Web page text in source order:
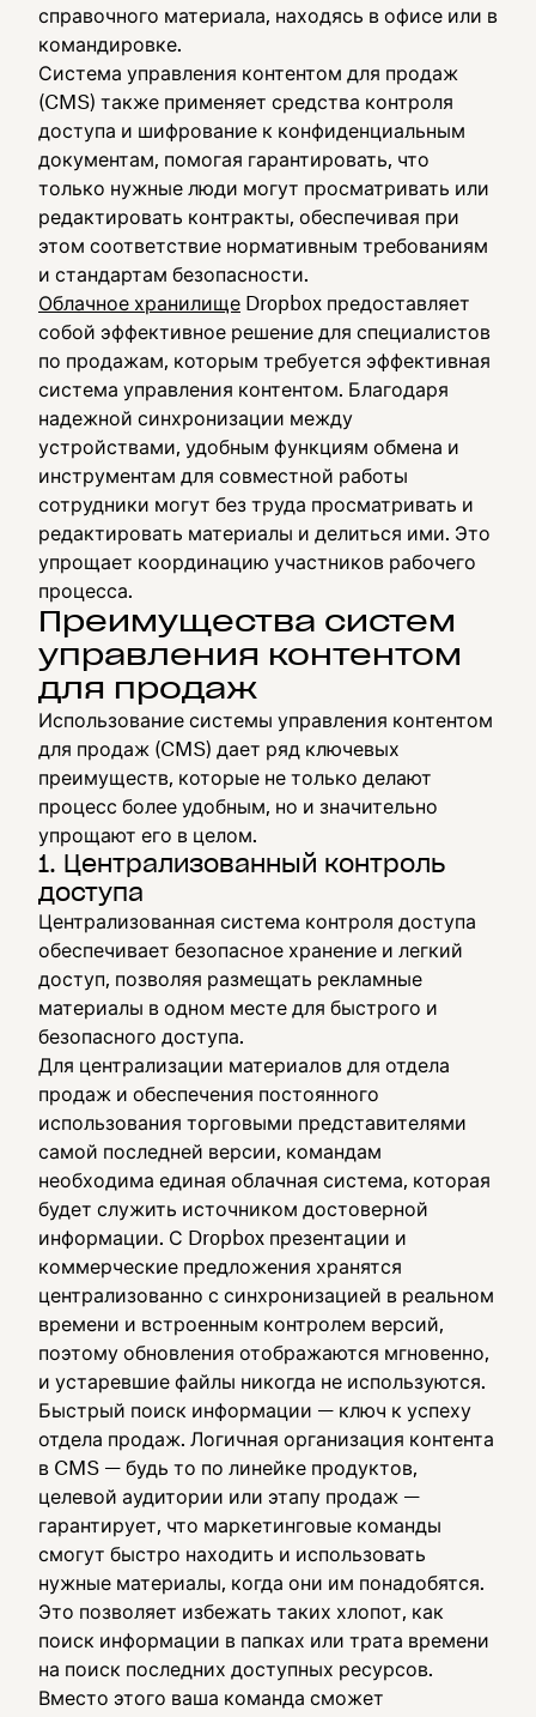
справочного материала, находясь в офисе или в
командировке.
Система управления контентом для продаж
(CMS) также применяет средства контроля
доступа и шифрование к конфиденциальным
документам, помогая гарантировать, что
только нужные люди могут просматривать или
редактировать контракты, обеспечивая при
этом соответствие нормативным требованиям
и стандартам безопасности.
Облачное хранилище Dropbox предоставляет
собой эффективное решение для специалистов
по продажам, которым требуется эффективная
система управления контентом. Благодаря
надежной синхронизации между
устройствами, удобным функциям обмена и
инструментам для совместной работы
сотрудники могут без труда просматривать и
редактировать материалы и делиться ими. Это
упрощает координацию участников рабочего
процесса.
Преимущества систем
управления контентом
для продаж
Использование системы управления контентом
для продаж (CMS) дает ряд ключевых
преимуществ, которые не только делают
процесс более удобным, но и значительно
упрощают его в целом.
1. Централизованный контроль
доступа
Централизованная система контроля доступа
обеспечивает безопасное хранение и легкий
доступ, позволяя размещать рекламные
материалы в одном месте для быстрого и
безопасного доступа.
Для централизации материалов для отдела
продаж и обеспечения постоянного
использования торговыми представителями
самой последней версии, командам
необходима единая облачная система, которая
будет служить источником достоверной
информации. С Dropbox презентации и
коммерческие предложения хранятся
централизованно с синхронизацией в реальном
времени и встроенным контролем версий,
поэтому обновления отображаются мгновенно,
и устаревшие файлы никогда не используются.
Быстрый поиск информации — ключ к успеху
отдела продаж. Логичная организация контента
в CMS — будь то по линейке продуктов,
целевой аудитории или этапу продаж —
гарантирует, что маркетинговые команды
смогут быстро находить и использовать
нужные материалы, когда они им понадобятся.
Это позволяет избежать таких хлопот, как
поиск информации в папках или трата времени
на поиск последних доступных ресурсов.
Вместо этого ваша команда сможет